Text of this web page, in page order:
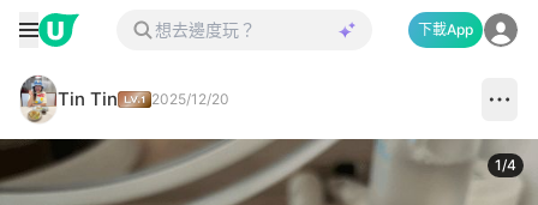
下載App
Tin Tin 2025/12/20
1/4